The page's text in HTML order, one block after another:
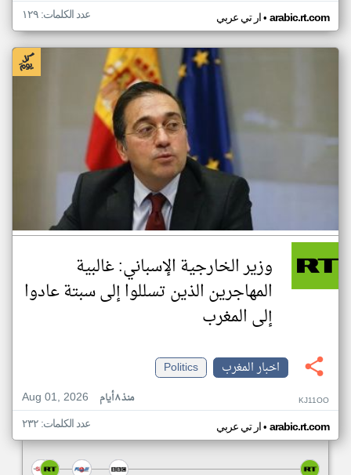
ار تي عربي• arabic.rt.com عدد الكلمات: ١٢٩
وزير الخارجية الإسباني: غالبية
المهاجرين الذين تسللوا إلى سبتة عادوا
إلى المغرب
اخبار المغرب
Politics
Aug 01, 2026
منذ ٨ أيام KJ11OO
ار تي عربي• arabic.rt.com عدد الكلمات: ٢٣٢